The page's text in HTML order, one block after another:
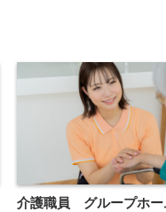
介護職員 グループホー